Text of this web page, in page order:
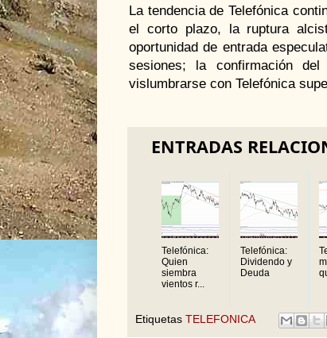
La tendencia de Telefónica
el corto plazo, la ruptura
oportunidad de entrada
sesiones; la confirmación
vislumbrarse con Telefónica
ENTRADAS
Telefónica:
Quien
siembra
vientos r...
Telefónica:
Dividendo y
Deuda
Etiquetas TELEFONICA